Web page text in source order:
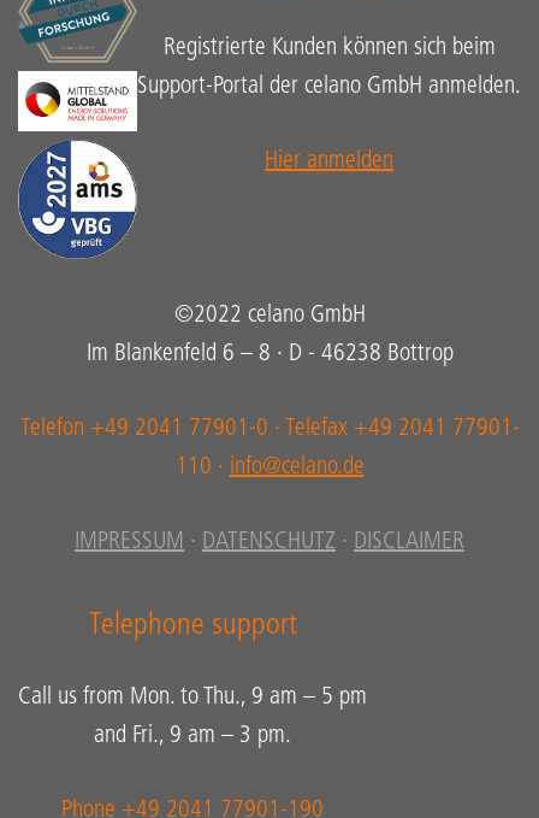
Registrierte Kunden können sich beim
Support-Portal der celano GmbH anmelden.
Hier anmelden
©2022 celano GmbH
Im Blankenfeld 6 – 8 · D - 46238 Bottrop
Telefon +49 2041 77901-0 · Telefax +49 2041 77901-
110 · info@celano.de
IMPRESSUM · DATENSCHUTZ · DISCLAIMER
Telephone support
Call us from Mon. to Thu., 9 am – 5 pm
and Fri., 9 am – 3 pm.
Phone +49 2041 77901-190